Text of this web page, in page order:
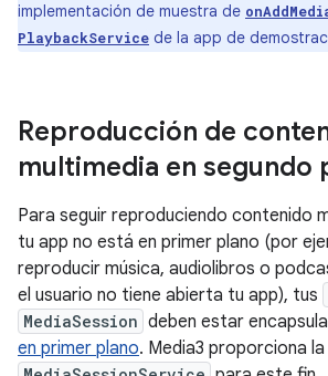
implementación de muestra de
PlaybackService de la app de
Reproducción de
multimedia en segundo
Para seguir reproduciendo contenido
tu app no está en primer plano (por
reproducir música, audiolibros o
el usuario no tiene abierta tu app), tus
MediaSession deben estar
en primer plano. Media3 proporciona